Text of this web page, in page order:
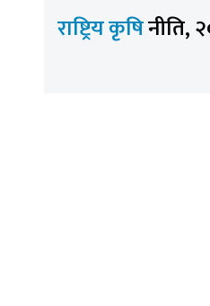
राष्ट्रिय कृषिनीति,